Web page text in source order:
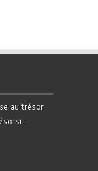
au trésor